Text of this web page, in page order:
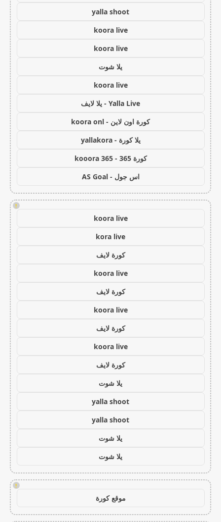
yalla shoot
koora live
koora live
يلا شوت
koora live
Yalla Live - يلا لايف
كورة اون لاين - koora onl
يلا كورة - yallakora
كورة 365 - kooora 365
اس جول - AS Goal
!
koora live
kora live
كورة لايف
koora live
كورة لايف
koora live
كورة لايف
koora live
كورة لايف
يلا شوت
yalla shoot
yalla shoot
يلا شوت
يلا شوت
!
موقع كورة